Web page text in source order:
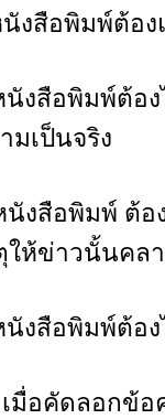
งสือพิมพ์ต้อง
งสือพิมพ์ต้อง
มเป็นจริง
งสือพิมพ์ ต้อ
ให้ข่าวนั้นคล
งสือพิมพ์ต้อ
มื่อคัดลอกข้